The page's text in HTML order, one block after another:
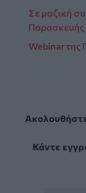
Σε μαζική
Παρασκευής
Webinar της
Κάντε